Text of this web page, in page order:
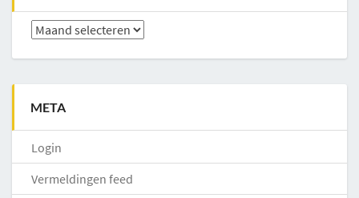
Archieven
META
Login
Vermeldingen feed